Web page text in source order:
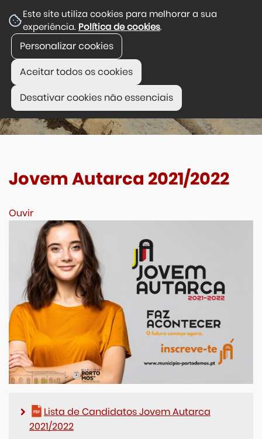
Este site utiliza cookies para melhorar a sua
experiência. Política de cookies.
Personalizar cookies
Aceitar todos os cookies
Desativar cookies não essenciais
Jovem Autarca 2021/2022
Ouvir
Lista de Candidatos Jovem Autarca
2021/2022